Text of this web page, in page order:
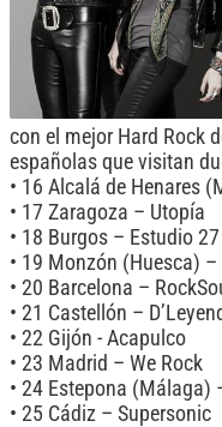
con el mejor Hard Rock
españolas que visitan
• 16 Alcalá de Henares
• 17 Zaragoza – Utopía
• 18 Burgos – Estudio 27
• 19 Monzón (Huesca)
• 20 Barcelona –
• 21 Castellón –
• 22 Gijón - Acapulco
• 23 Madrid – We Rock
• 24 Estepona (Málaga)
• 25 Cádiz – Supersonic